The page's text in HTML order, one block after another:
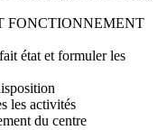
FONCTIONNEMENT
état et formuler les
les activités
du centre